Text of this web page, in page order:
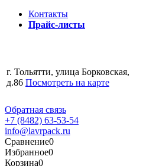
Контакты
Прайс-листы
г. Тольятти, улица Борковская,
д.86 Посмотреть на карте
Обратная связь
+7 (8482) 63-53-54
info@lavrpack.ru
Сравнение0
Избранное0
Корзина0